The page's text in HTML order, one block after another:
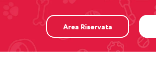
Area Riservata